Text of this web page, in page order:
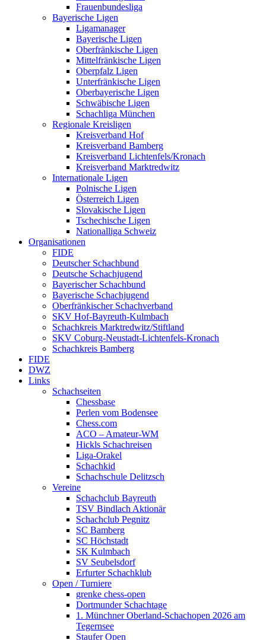
Frauenbundesliga
Bayerische Ligen
Ligamanager
Bayerische Ligen
Oberfränkische Ligen
Mittelfränkische Ligen
Oberpfalz Ligen
Unterfränkische Ligen
Oberbayerische Ligen
Schwäbische Ligen
Schachliga München
Regionale Kreisligen
Kreisverband Hof
Kreisverband Bamberg
Kreisverband Lichtenfels/Kronach
Kreisverband Marktredwitz
Internationale Ligen
Polnische Ligen
Österreich Ligen
Slovakische Ligen
Tschechische Ligen
Nationalliga Schweiz
Organisationen
FIDE
Deutscher Schachbund
Deutsche Schachjugend
Bayerischer Schachbund
Bayerische Schachjugend
Oberfränkischer Schachverband
SKV Hof-Bayreuth-Kulmbach
Schachkreis Marktredwitz/Stiftland
SKV Coburg-Neustadt-Lichtenfels-Kronach
Schachkreis Bamberg
FIDE
DWZ
Links
Schachseiten
Chessbase
Perlen vom Bodensee
Chess.com
ACO – Amateur-WM
Hickls Schachreisen
Liga-Orakel
Schachkid
Schachschule Delitzsch
Vereine
Schachclub Bayreuth
TSV Bindlach Aktionär
Schachclub Pegnitz
SC Bamberg
SC Höchstadt
SK Kulmbach
SV Seubelsdorf
Erfurter Schachklub
Open / Turniere
grenke chess-open
Dortmunder Schachtage
1. Münchner Oberland-Schachopen 2026 am
Tegernsee
Staufer Open